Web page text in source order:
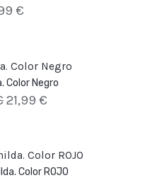
€
Color Negro
21,99 €
Color ROJO